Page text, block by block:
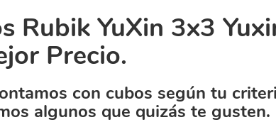
Rubik YuXin 3x3
Precio.
con cubos según tu
algunos que quizás te gusten.